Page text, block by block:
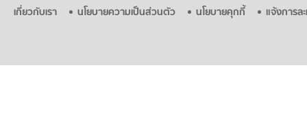
เกี่ยวกับเรา นโยบายความเป็นส่วนตัว นโยบายคุกกี้ แจ้งการล